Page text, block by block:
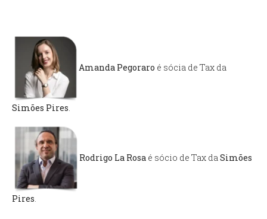
Amanda Pegoraro é sócia de Tax da
Simões Pires
Rodrigo La Rosa é sócio de Tax daSimões
Pires